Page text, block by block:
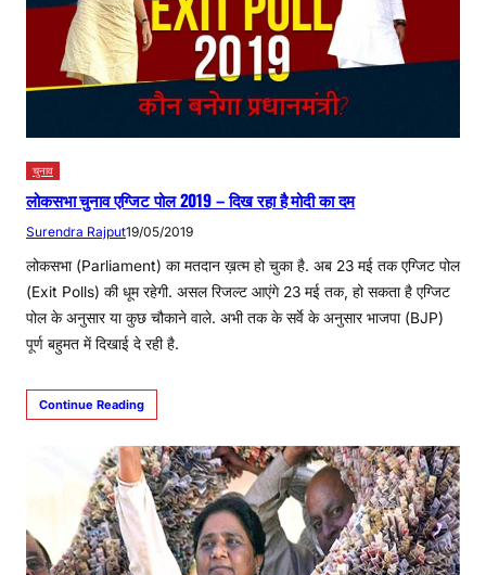
चुनाव
लोकसभा चुनाव एग्जिट पोल 2019 – दिख रहा है मोदी का दम
Surendra Rajput19/05/2019
लोकसभा (Parliament) का मतदान ख़त्म हो चुका है. अब 23 मई तक एग्जिट पोल
(Exit Polls) की धूम रहेगी. असल रिजल्ट आएंगे 23 मई तक, हो सकता है एग्जिट
पोल के अनुसार या कुछ चौकाने वाले. अभी तक के सर्वे के अनुसार भाजपा (BJP)
पूर्ण बहुमत में दिखाई दे रही है.
Continue Reading